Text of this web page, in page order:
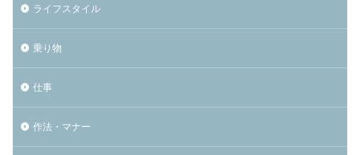
ライフスタイル
乗り物
仕事
作法・マナー